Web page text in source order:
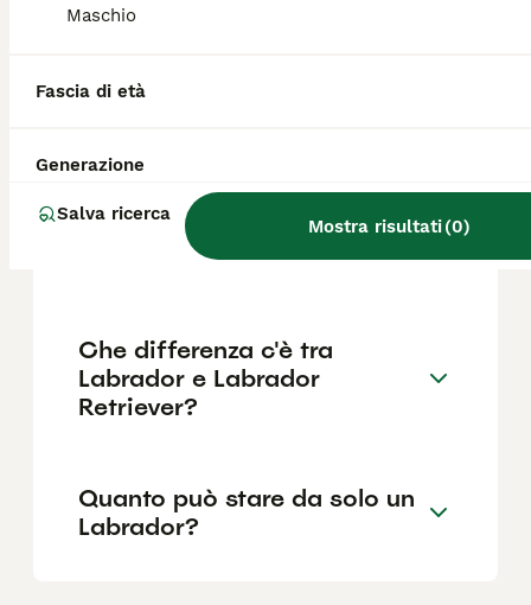
Maschio
Fascia di età
Generazione
Salva ricerca
Mostra risultati(0)
dell'allevatore e la posizione.
Dove far dormire un
Labrador in casa?
Che differenza c'è tra
Labrador e Labrador
Retriever?
Quanto può stare da solo un
Labrador?